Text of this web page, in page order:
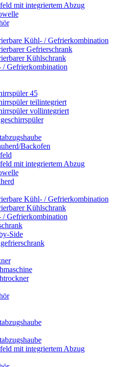
mit integriertem Abzug
Kühl- / Gefrierkombination
Gefrierschrank
Kühlschrank
/ Gefrierkombination
45
teilintegriert
vollintegriert
Backofen
mit integriertem Abzug
Kühl- / Gefrierkombination
Kühlschrank
/ Gefrierkombination
Side
mit integriertem Abzug